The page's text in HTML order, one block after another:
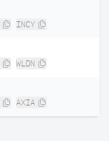
INCY
WLDN
AXIA